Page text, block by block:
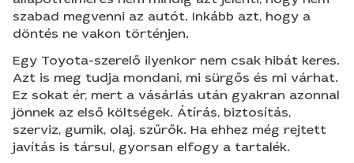
szabad megvenni az autót. Inkább azt, hogy a
döntés ne vakon történjen.
Egy Toyota-szerelő ilyenkor nem csak hibát keres.
Azt is meg tudja mondani, mi sürgős és mi várhat.
Ez sokat ér, mert a vásárlás után gyakran azonnal
jönnek az első költségek. Átírás, biztosítás,
szerviz, gumik, olaj, szűrők. Ha ehhez még rejtett
javítás is társul, gyorsan elfogy a tartalék.